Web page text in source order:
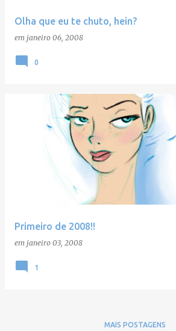
Olha que eu te chuto, hein?
em janeiro 06, 2008
0
Primeiro de 2008!!
em janeiro 03, 2008
1
MAIS POSTAGENS